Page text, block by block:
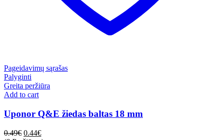
Pageidavimų sąrašas
Palyginti
Greita peržiūra
Add to cart
Uponor Q&E žiedas baltas 18 mm
0.49€ 0.44€